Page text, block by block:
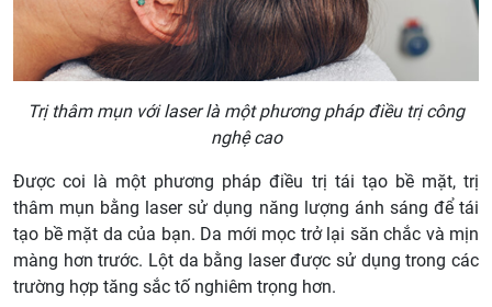
Trị thâm mụn với laser là một phương pháp điều trị công
nghệ cao
Được coi là một phương pháp điều trị tái tạo bề mặt, trị
thâm mụn bằng laser sử dụng năng lượng ánh sáng để tái
tạo bề mặt da của bạn. Da mới mọc trở lại săn chắc và mịn
màng hơn trước. Lột da bằng laser được sử dụng trong các
trường hợp tăng sắc tố nghiêm trọng hơn.